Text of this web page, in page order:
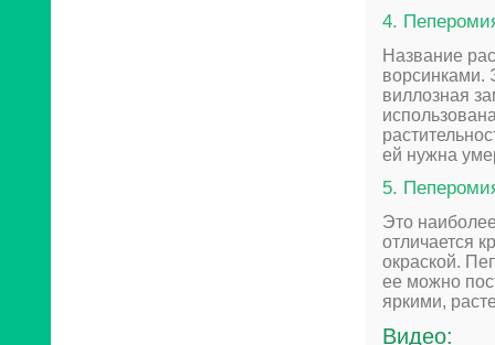
4.
Название
ворсинками.
виллозная
ей нужна
5.
Это
отличается
окраской.
ее можно
яркими,
Видео: